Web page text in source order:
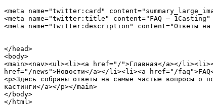
<meta name="twitter:card"
<meta name="twitter:title" content="FAQ —
<meta name="twitter:description" content="Ответы на
</head>
<body>
<main><nav><ul><li><a href="/">Главная</a></
href="/news">Новости</a></li><li><a href="/
<p>Здесь собраны ответы на самые частые вопросы о
кастинги</a></p></main>
</body>
</html>